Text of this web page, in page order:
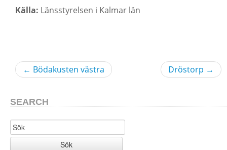
Källa: Länsstyrelsen i Kalmar län
← Bödakusten västra Dröstorp →
SEARCH
Sök